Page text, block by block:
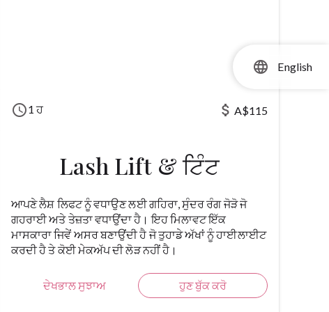
schedule1 ਹ attach_money A$115
Lash Lift & ਟਿੰਟ
ਆਪਣੇ ਲੈਸ਼ ਲਿਫਟ ਨੂੰ ਵਧਾਉਣ ਲਈ ਗਹਿਰਾ, ਸੁੰਦਰ ਰੰਗ ਜੋੜੋ ਜੋ
ਗਹਰਾਈ ਅਤੇ ਤੇਜ਼ਤਾ ਵਧਾਉਂਦਾ ਹੈ। ਇਹ ਮਿਲਾਵਟ ਇੱਕ
ਮਾਸਕਾਰਾ ਜਿਵੇਂ ਅਸਰ ਬਣਾਉਂਦੀ ਹੈ ਜੋ ਤੁਹਾਡੇ ਅੱਖਾਂ ਨੂੰ ਹਾਈਲਾਈਟ
ਕਰਦੀ ਹੈ ਤੇ ਕੋਈ ਮੇਕਅੱਪ ਦੀ ਲੋੜ ਨਹੀਂ ਹੈ।
ਦੇਖਭਾਲ ਸੁਝਾਅ ਹੁਣ ਬੁੱਕ ਕਰੋ
language English